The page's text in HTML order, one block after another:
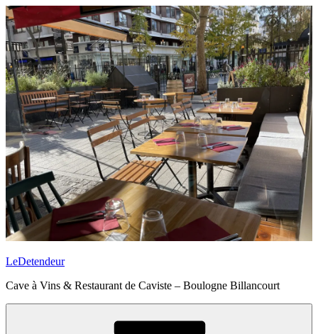
Aller
au
contenu
principal
LeDetendeur
Cave à Vins & Restaurant de Caviste – Boulogne Billancourt